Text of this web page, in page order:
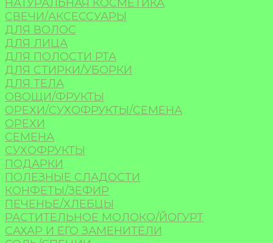
НАТУРАЛЬНАЯ КОСМЕТИКА
СВЕЧИ/АКСЕССУАРЫ
ДЛЯ ВОЛОС
ДЛЯ ЛИЦА
ДЛЯ ПОЛОСТИ РТА
ДЛЯ СТИРКИ/УБОРКИ
ДЛЯ ТЕЛА
ОВОЩИ/ФРУКТЫ
ОРЕХИ/СУХОФРУКТЫ/СЕМЕНА
ОРЕХИ
СЕМЕНА
СУХОФРУКТЫ
ПОДАРКИ
ПОЛЕЗНЫЕ СЛАДОСТИ
КОНФЕТЫ/ЗЕФИР
ПЕЧЕНЬЕ/ХЛЕБЦЫ
РАСТИТЕЛЬНОЕ МОЛОКО/ЙОГУРТ
САХАР И ЕГО ЗАМЕНИТЕЛИ